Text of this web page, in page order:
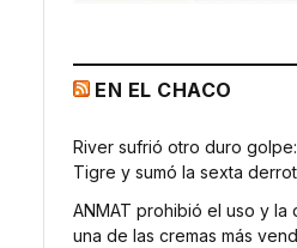
EN EL CHACO
River sufrió otro duro
Tigre y sumó la sexta
ANMAT prohibió el uso y la
una de las cremas más